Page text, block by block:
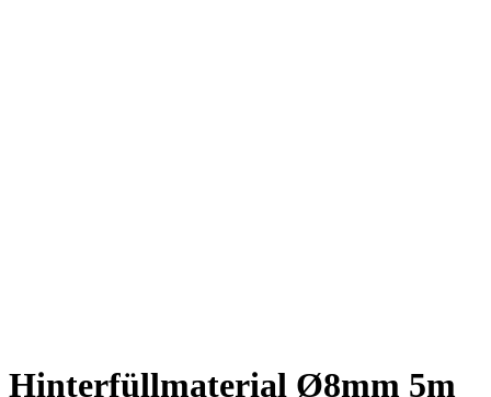
Hinterfüllmaterial Ø8mm 5m